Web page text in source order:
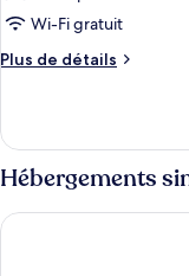
Wi-Fi gratuit
Plus de détails
Plus
le
type
de
Superior
Hébergements
Holiday Inn - the niu,